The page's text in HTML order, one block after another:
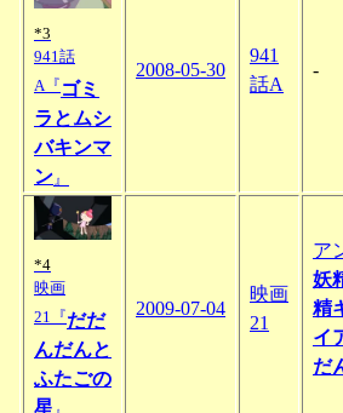
*3
941話
A『 ゴミ
ラとムシ
バキンマ
ン 』
2008-05-30
941
話A
-
*4
映画
21『だだ
んだんと
ふたごの
星
2009-07-04
映画
21
ア
妖
精
イ
だ